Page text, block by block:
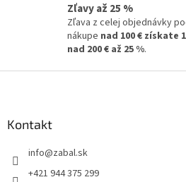
i
s
u
Zľavy až 25 %
Zľava z celej objednávky
nákupe nad 100 € získate
nad 200 € až 25 %.
Kontakt
info@zabal.sk
+421 944 375 299